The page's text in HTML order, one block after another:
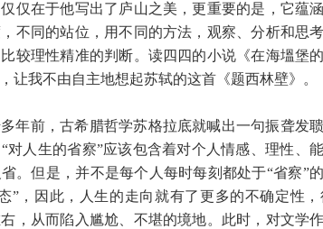
仅在于他写出了庐山之美，更重要的是，它蕴
不同的站位，用不同的方法，观察、分析和思
较理性精准的判断。读四四的小说《在海塭堡
让我不由自主地想起苏轼的这首《题西林壁》。
年前，古希腊哲学苏格拉底就喊出一句振聋发
对人生的省察”应该包含着对个人情感、理性、
。但是，并不是每个人每时每刻都处于“省察”
”，因此，人生的走向就有了更多的不确定性
，从而陷入尴尬、不堪的境地。此时，对文学